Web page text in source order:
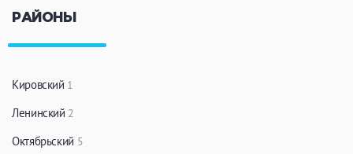
РАЙОНЫ
Кировский 1
Ленинский 2
Октябрьский 5